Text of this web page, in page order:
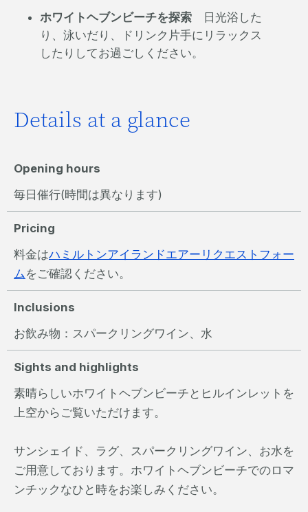
ホワイトヘブンビーチを探索
日光浴した
り、泳いだり、ドリンク片手にリラックス
したりしてお過ごしください。
Details at a glance
Opening hours
毎日催行(時間は異なります)
Pricing
料金はハミルトンアイランドエアーリクエストフォー
ムをご確認ください。
Inclusions
お飲み物：スパークリングワイン、水
Sights and highlights
素晴らしいホワイトヘブンビーチとヒルインレットを
上空からご覧いただけます。
サンシェイド、ラグ、スパークリングワイン、お水を
ご用意しております。ホワイトヘブンビーチでのロマ
ンチックなひと時をお楽しみください。